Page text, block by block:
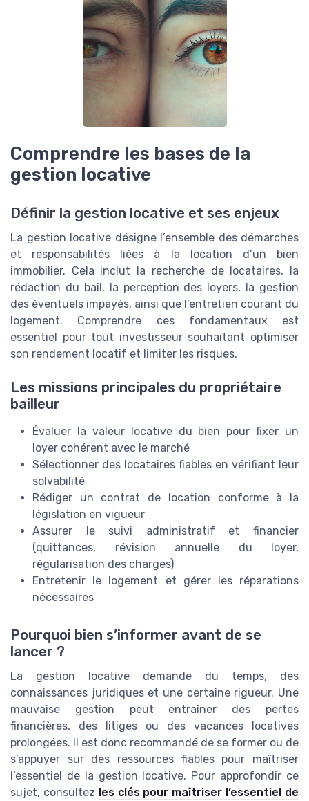
Comprendre les bases de la
gestion locative
Définir la gestion locative et ses enjeux
La gestion locative désigne l’ensemble des démarches
et responsabilités liées à la location d’un bien
immobilier. Cela inclut la recherche de locataires, la
rédaction du bail, la perception des loyers, la gestion
des éventuels impayés, ainsi que l’entretien courant du
logement. Comprendre ces fondamentaux est
essentiel pour tout investisseur souhaitant optimiser
son rendement locatif et limiter les risques.
Les missions principales du propriétaire
bailleur
Évaluer la valeur locative du bien pour fixer un
loyer cohérent avec le marché
Sélectionner des locataires fiables en vérifiant leur
solvabilité
Rédiger un contrat de location conforme à la
législation en vigueur
Assurer le suivi administratif et financier
(quittances, révision annuelle du loyer,
régularisation des charges)
Entretenir le logement et gérer les réparations
nécessaires
Pourquoi bien s’informer avant de se
lancer ?
La gestion locative demande du temps, des
connaissances juridiques et une certaine rigueur. Une
mauvaise gestion peut entraîner des pertes
financières, des litiges ou des vacances locatives
prolongées. Il est donc recommandé de se former ou de
s’appuyer sur des ressources fiables pour maîtriser
l’essentiel de la gestion locative. Pour approfondir ce
sujet, consultez les clés pour maîtriser l’essentiel de